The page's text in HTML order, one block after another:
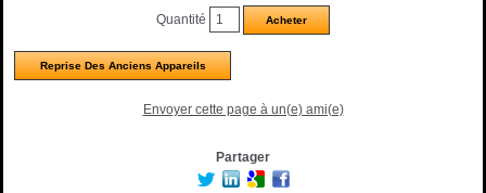
Quantité
Reprise Des Anciens Appareils
Envoyer cette page à un(e) ami(e)
Partager